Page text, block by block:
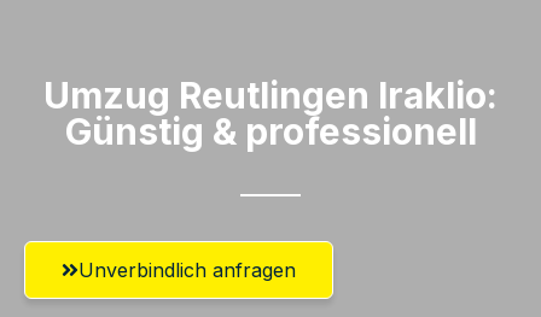
Umzug Reutlingen​ Iraklio:
Günstig & professionell​
Unverbindlich anfragen